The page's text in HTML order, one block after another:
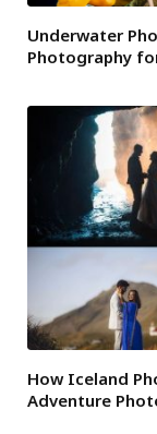
Underwater
Photography
How Iceland
Adventure